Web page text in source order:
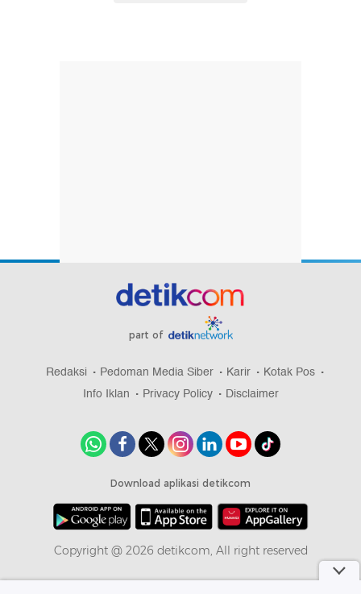
part of
Redaksi Pedoman Media Siber Karir
Kotak Pos
Info Iklan
Privacy Policy Disclaimer
Download aplikasi detikcom
Copyright @ 2026 detikcom, All right reserved